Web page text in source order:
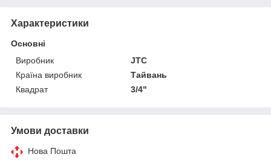
Характеристики
Основні
Виробник
JTC
Країна виробник
Тайвань
Квадрат
3/4"
Умови доставки
Нова Пошта